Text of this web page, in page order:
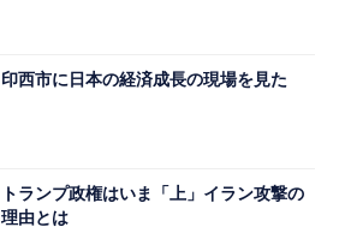
印西市に日本の経済成長の現場を見た
トランプ政権はいま「上」イラン攻撃の
理由とは